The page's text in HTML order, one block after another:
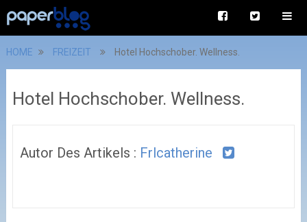
HOME FREIZEIT Hotel Hochschober. Wellness.
Hotel Hochschober. Wellness.
Autor Des Artikels : Frlcatherine